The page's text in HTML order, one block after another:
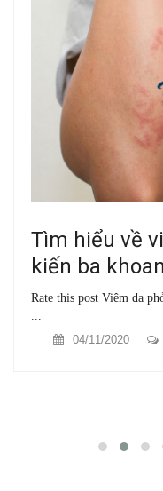
Tìm hiểu về
kiến ba
Rate this post Viêm da
...
04/11/2020